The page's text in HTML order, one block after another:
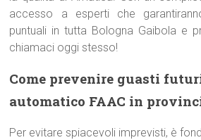
accesso a esperti che
puntuali in tutta Bologna Gaibola e
chiamaci oggi stesso!
Come prevenire guasti
automatico FAAC in
Per evitare spiacevoli imprevisti, è